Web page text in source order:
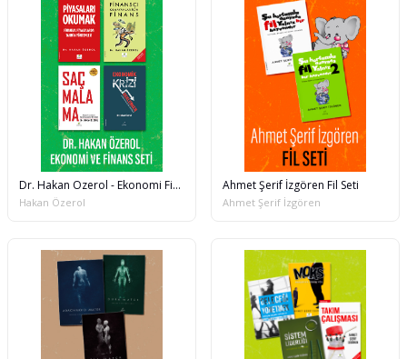
Dr. Hakan Özerol - Ekonomi Finans Seti
Hakan Özerol
Ahmet Şerif İzgören Fil Seti
Ahmet Şerif İzgören